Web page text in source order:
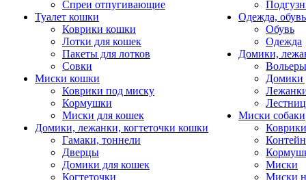
Спреи отпугивающие
Туалет кошки
Коврики кошки
Лотки для кошек
Пакеты для лотков
Совки
Миски кошки
Коврики под миску
Кормушки
Миски для кошек
Домики, лежанки, когтеточки кошки
Гамаки, тоннели
Дверцы
Домики для кошек
Когтеточки
Одежда, обувь
Обувь
Одежда
Домики,
Домики
Миски собаки
Миски
Миски